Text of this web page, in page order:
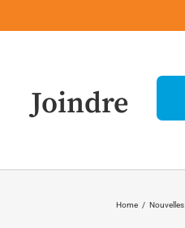
Joindre
Home / Nouvelles